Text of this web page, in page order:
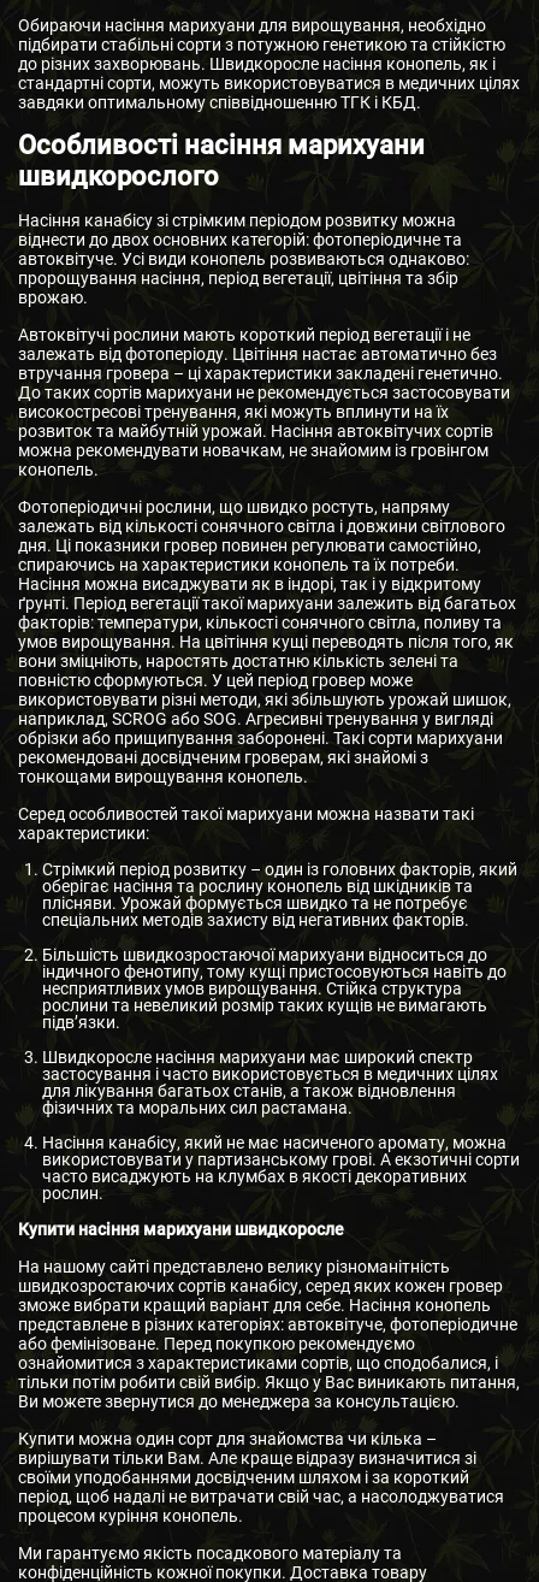
Обираючи насіння марихуани для вирощування, необхідно
підбирати стабільні сорти з потужною генетикою та стійкістю
до різних захворювань. Швидкоросле насіння конопель, як і
стандартні сорти, можуть використовуватися в медичних цілях
завдяки оптимальному співвідношенню ТГК і КБД.
Особливості насіння марихуани
швидкорослого
Насіння канабісу зі стрімким періодом розвитку можна
віднести до двох основних категорій: фотоперіодичне та
автоквітуче. Усі види конопель розвиваються однаково:
пророщування насіння, період вегетації, цвітіння та збір
врожаю.
Автоквітучі рослини мають короткий період вегетації і не
залежать від фотоперіоду. Цвітіння настає автоматично без
втручання гровера – ці характеристики закладені генетично.
До таких сортів марихуани не рекомендується застосовувати
високостресові тренування, які можуть вплинути на їх
розвиток та майбутній урожай. Насіння автоквітучих сортів
можна рекомендувати новачкам, не знайомим із гровінгом
конопель.
Фотоперіодичні рослини, що швидко ростуть, напряму
залежать від кількості сонячного світла і довжини світлового
дня. Ці показники гровер повинен регулювати самостійно,
спираючись на характеристики конопель та їх потреби.
Насіння можна висаджувати як в індорі, так і у відкритому
ґрунті. Період вегетації такої марихуани залежить від багатьох
факторів: температури, кількості сонячного світла, поливу та
умов вирощування. На цвітіння кущі переводять після того, як
вони зміцніють, наростять достатню кількість зелені та
повністю сформуються. У цей період гровер може
використовувати різні методи, які збільшують урожай шишок,
наприклад, SCRОG або SOG. Агресивні тренування у вигляді
обрізки або прищипування заборонені. Такі сорти марихуани
рекомендовані досвідченим гроверам, які знайомі з
тонкощами вирощування конопель.
Серед особливостей такої марихуани можна назвати такі
характеристики:
Стрімкий період розвитку – один із головних факторів, який
оберігає насіння та рослину конопель від шкідників та
плісняви. Урожай формується швидко та не потребує
спеціальних методів захисту від негативних факторів.
Більшість швидкозростаючої марихуани відноситься до
індичного фенотипу, тому кущі пристосовуються навіть до
несприятливих умов вирощування. Стійка структура
рослини та невеликий розмір таких кущів не вимагають
підв’язки.
Швидкоросле насіння марихуани має широкий спектр
застосування і часто використовується в медичних цілях
для лікування багатьох станів, а також відновлення
фізичних та моральних сил растамана.
Насіння канабісу, який не має насиченого аромату, можна
використовувати у партизанському грові. А екзотичні сорти
часто висаджують на клумбах в якості декоративних
рослин.
Купити насіння марихуани швидкоросле
На нашому сайті представлено велику різноманітність
швидкозростаючих сортів канабісу, серед яких кожен гровер
зможе вибрати кращий варіант для себе. Насіння конопель
представлене в різних категоріях: автоквітуче, фотоперіодичне
або фемінізоване. Перед покупкою рекомендуємо
ознайомитися з характеристиками сортів, що сподобалися, і
тільки потім робити свій вибір. Якщо у Вас виникають питання,
Ви можете звернутися до менеджера за консультацією.
Купити можна один сорт для знайомства чи кілька –
вирішувати тільки Вам. Але краще відразу визначитися зі
своїми уподобаннями досвідченим шляхом і за короткий
період, щоб надалі не витрачати свій час, а насолоджуватися
процесом куріння конопель.
Ми гарантуємо якість посадкового матеріалу та
конфіденційність кожної покупки. Доставка товару